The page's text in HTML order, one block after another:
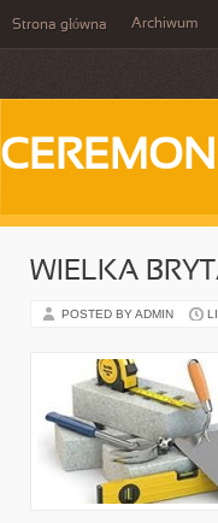
Strona główna Archiwum
WIELKA
POSTED BY ADMIN